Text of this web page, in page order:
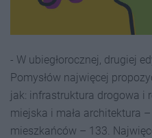
- W ubiegłorocznej, drugiej
Pomysłów najwięcej
jak: infrastruktura drogowa i
miejska i mała architektura
mieszkańców – 133.